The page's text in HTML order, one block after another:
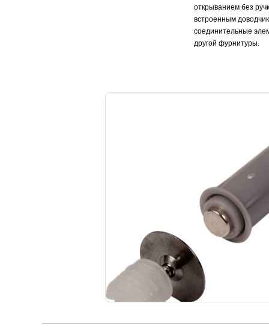
открыванием без
встроенным
соединительные
другой фурнитуры.